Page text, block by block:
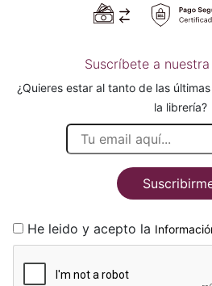
Suscríbete a
¿Quieres estar al tanto de las
la librería?
He leido y acepto la